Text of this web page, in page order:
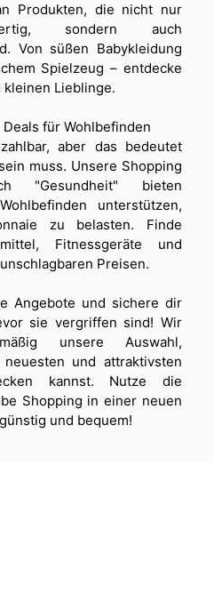
Produkten, die nicht nur
sondern auch
Von süßen Babykleidung
Spielzeug – entdecke
Lieblinge.
für Wohlbefinden
aber das bedeutet
muss. Unsere Shopping
"Gesundheit" bieten
unterstützen,
zu belasten. Finde
Fitnessgeräte und
Preisen.
Angebote und sichere dir
sie vergriffen sind! Wir
unsere Auswahl,
und attraktivsten
kannst. Nutze die
Shopping in einer neuen
und bequem!